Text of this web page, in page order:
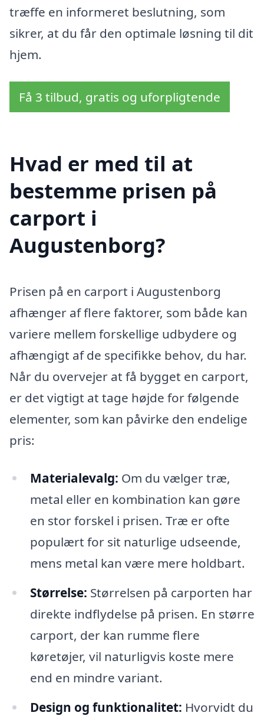
træffe en informeret beslutning, som
sikrer, at du får den optimale løsning til dit
hjem.
Få 3 tilbud, gratis og uforpligtende
Hvad er med til at
bestemme prisen på
carport i
Augustenborg?
Prisen på en carport i Augustenborg
afhænger af flere faktorer, som både kan
variere mellem forskellige udbydere og
afhængigt af de specifikke behov, du har.
Når du overvejer at få bygget en carport,
er det vigtigt at tage højde for følgende
elementer, som kan påvirke den endelige
pris:
Materialevalg: Om du vælger træ,
metal eller en kombination kan gøre
en stor forskel i prisen. Træ er ofte
populært for sit naturlige udseende,
mens metal kan være mere holdbart.
Størrelse: Størrelsen på carporten har
direkte indflydelse på prisen. En større
carport, der kan rumme flere
køretøjer, vil naturligvis koste mere
end en mindre variant.
Design og funktionalitet: Hvorvidt du